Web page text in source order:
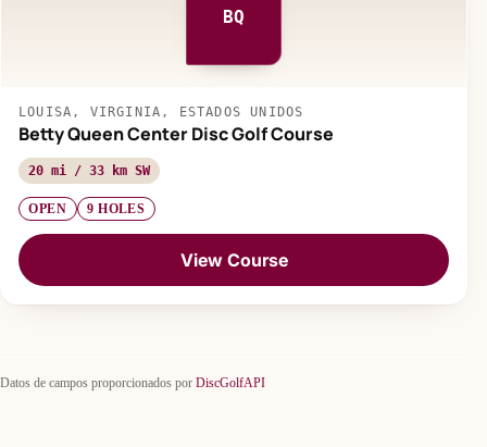
BQ
LOUISA, VIRGINIA, ESTADOS UNIDOS
Betty Queen Center Disc Golf Course
20 mi / 33 km SW
OPEN 9 HOLES
View Course
Datos de campos proporcionados por DiscGolfAPI